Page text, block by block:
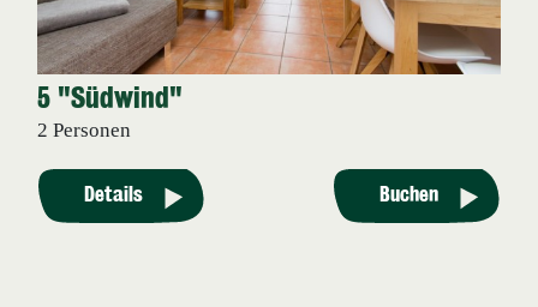
5 "Südwind"
2 Personen
Details Buchen